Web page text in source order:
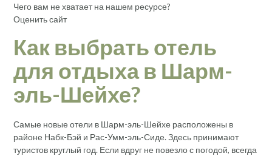
Чего вам не хватает на нашем ресурсе?
Оценить сайт
Как выбрать отель
для отдыха в Шарм-
эль-Шейхе?
Самые новые отели в Шарм-эль-Шейхе расположены в
районе Набк-Бэй и Рас-Умм-эль-Сиде. Здесь принимают
туристов круглый год. Если вдруг не повезло с погодой, всегда